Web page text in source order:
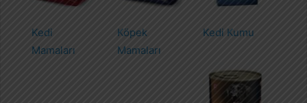
Kedi
Mamaları
Köpek
Mamaları
Kedi Kumu